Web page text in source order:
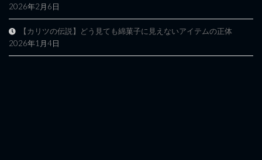
2026年2月6日
【カリツの伝説】どう見ても綿菓子に見えないアイテムの正体
2026年1月4日